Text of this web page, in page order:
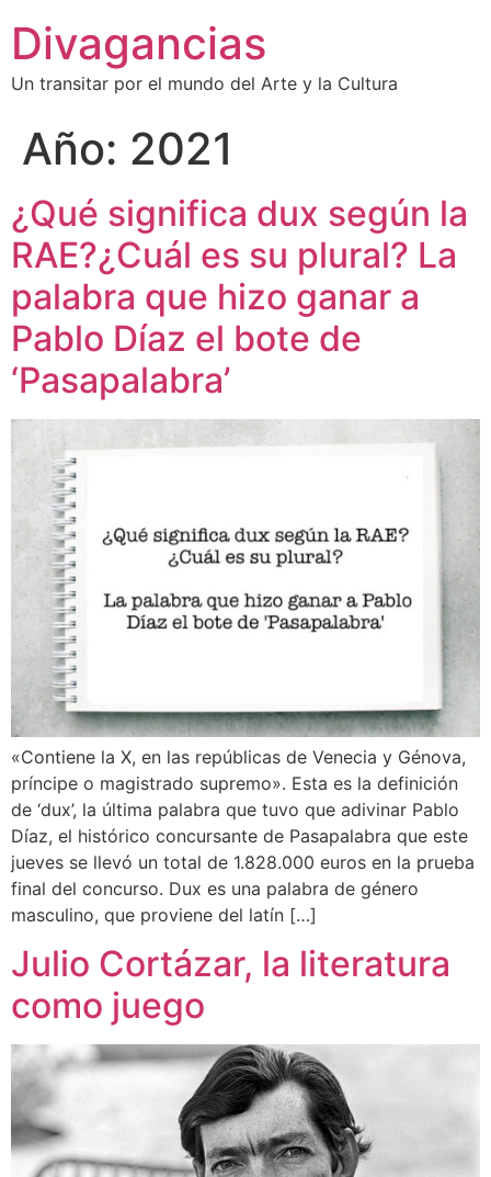
Divagancias
Un transitar por el mundo del Arte y la Cultura
Año: 2021
¿Qué significa dux según la
RAE?¿Cuál es su plural? La
palabra que hizo ganar a
Pablo Díaz el bote de
‘Pasapalabra’
«Contiene la X, en las repúblicas de Venecia y Génova,
príncipe o magistrado supremo». Esta es la definición
de ‘dux’, la última palabra que tuvo que adivinar Pablo
Díaz, el histórico concursante de Pasapalabra que este
jueves se llevó un total de 1.828.000 euros en la prueba
final del concurso. Dux es una palabra de género
masculino, que proviene del latín […]
Julio Cortázar, la literatura
como juego